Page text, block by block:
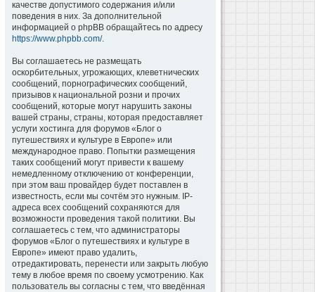
качестве допустимого содержания и/или
поведения в них. За дополнительной
информацией о phpBB обращайтесь по адресу
https://www.phpbb.com/.
Вы соглашаетесь не размещать
оскорбительных, угрожающих, клеветнических
сообщений, порнографических сообщений,
призывов к национальной розни и прочих
сообщений, которые могут нарушить законы
вашей страны, страны, которая предоставляет
услуги хостинга для форумов «Блог о
путешествиях и культуре в Европе» или
международное право. Попытки размещения
таких сообщений могут привести к вашему
немедленному отключению от конференции,
при этом ваш провайдер будет поставлен в
известность, если мы сочтём это нужным. IP-
адреса всех сообщений сохраняются для
возможности проведения такой политики. Вы
соглашаетесь с тем, что администраторы
форумов «Блог о путешествиях и культуре в
Европе» имеют право удалить,
отредактировать, перенести или закрыть любую
тему в любое время по своему усмотрению. Как
пользователь вы согласны с тем, что введённая